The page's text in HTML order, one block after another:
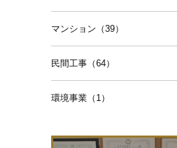
マンション（39）
民間工事（64）
環境事業（1）